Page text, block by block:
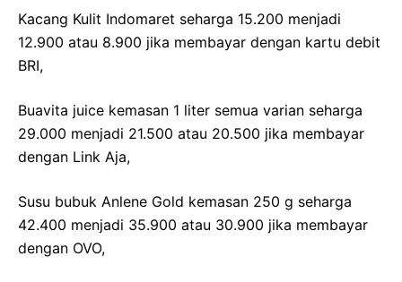
Kacang Kulit Indomaret seharga 15.200 menjadi
12.900 atau 8.900 jika membayar dengan kartu debit
BRI,
Buavita juice kemasan 1 liter semua varian seharga
29.000 menjadi 21.500 atau 20.500 jika membayar
dengan Link Aja,
Susu bubuk Anlene Gold kemasan 250 g seharga
42.400 menjadi 35.900 atau 30.900 jika membayar
dengan OVO,